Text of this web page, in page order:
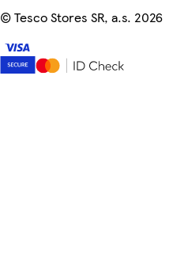
©Tesco Stores SR, a.s. 2026